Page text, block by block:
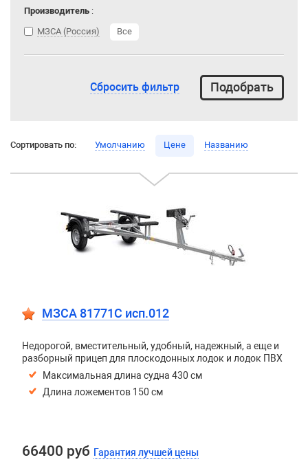
Производитель :
МЗСА (Россия)
Все
Сбросить фильтр
Сортировать по: Умолчанию Цене Названию
МЗСА 81771C исп.012
Недорогой, вместительный, удобный, надежный, а еще и
разборный прицеп для плоскодонных лодок и лодок ПВХ
Максимальная длина судна 430 см
Длина ложементов 150 см
66400 руб Гарантия лучшей цены